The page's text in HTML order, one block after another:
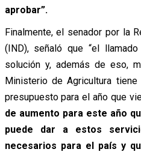
aprobar”.
Finalmente, el senador por la
(IND), señaló que “el
solución y, además de eso,
Ministerio de Agricultura
presupuesto para el año que
de aumento para este año
puede dar a estos
necesarios para el país y